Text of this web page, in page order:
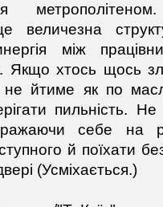
величезна
між
Якщо хтось щось
йтиме як по
пильність. Не
себе на
й поїхати
(Усміхається.)